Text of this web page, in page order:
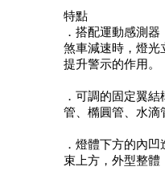
特點
．搭配運動感測
煞車減速時，燈光
提升警示的作用。
．可調的固定翼
管、橢圓管、水滴
．燈體下方的內
束上方，外型整體